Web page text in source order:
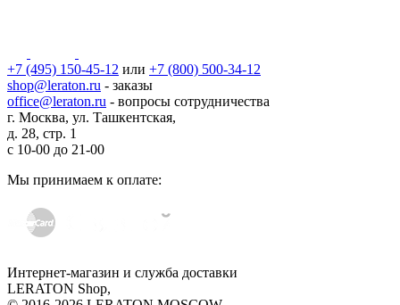
+7 (495) 150-45-12 или +7 (800) 500-34-12
shop@leraton.ru - заказы
office@leraton.ru - вопросы сотрудничества
г. Москва, ул. Ташкентская,
д. 28, стр. 1
с 10-00 до 21-00
Мы принимаем к оплате:
Интернет-магазин и служба доставки
LERATON Shop,